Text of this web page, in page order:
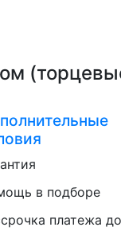
в подборе
платежа